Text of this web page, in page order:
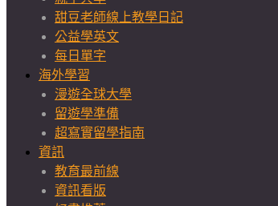
甜豆老師線上教學日記
公益學英文
每日單字
海外學習
漫遊全球大學
留遊學準備
超寫實留學指南
資訊
教育最前線
資訊看版